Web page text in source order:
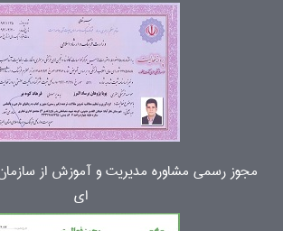
مجوز رسمی مشاوره مدیریت و آموزش از
ای